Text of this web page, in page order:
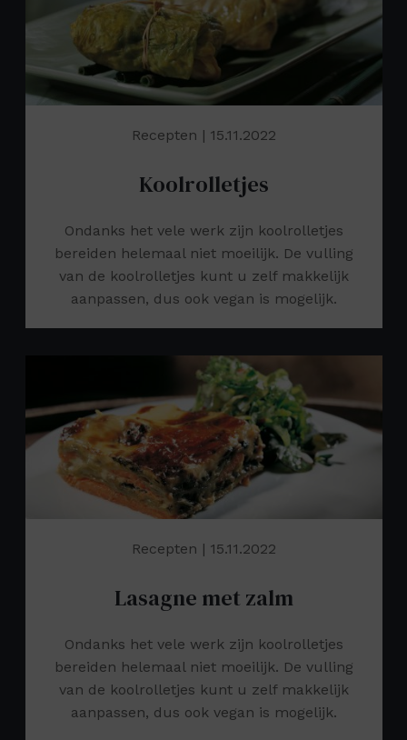
Recepten | 15.11.2022
Koolrolletjes
Ondanks het vele werk zijn koolrolletjes
bereiden helemaal niet moeilijk. De vulling
van de koolrolletjes kunt u zelf makkelijk
aanpassen, dus ook vegan is mogelijk.
Recepten | 15.11.2022
Lasagne met zalm
Ondanks het vele werk zijn koolrolletjes
bereiden helemaal niet moeilijk. De vulling
van de koolrolletjes kunt u zelf makkelijk
aanpassen, dus ook vegan is mogelijk.